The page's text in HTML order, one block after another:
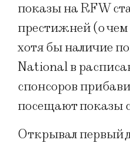
показы на RFW
престижней (о чем
хотя бы наличие
National в
спонсоров
посещают показы
Открывал первый